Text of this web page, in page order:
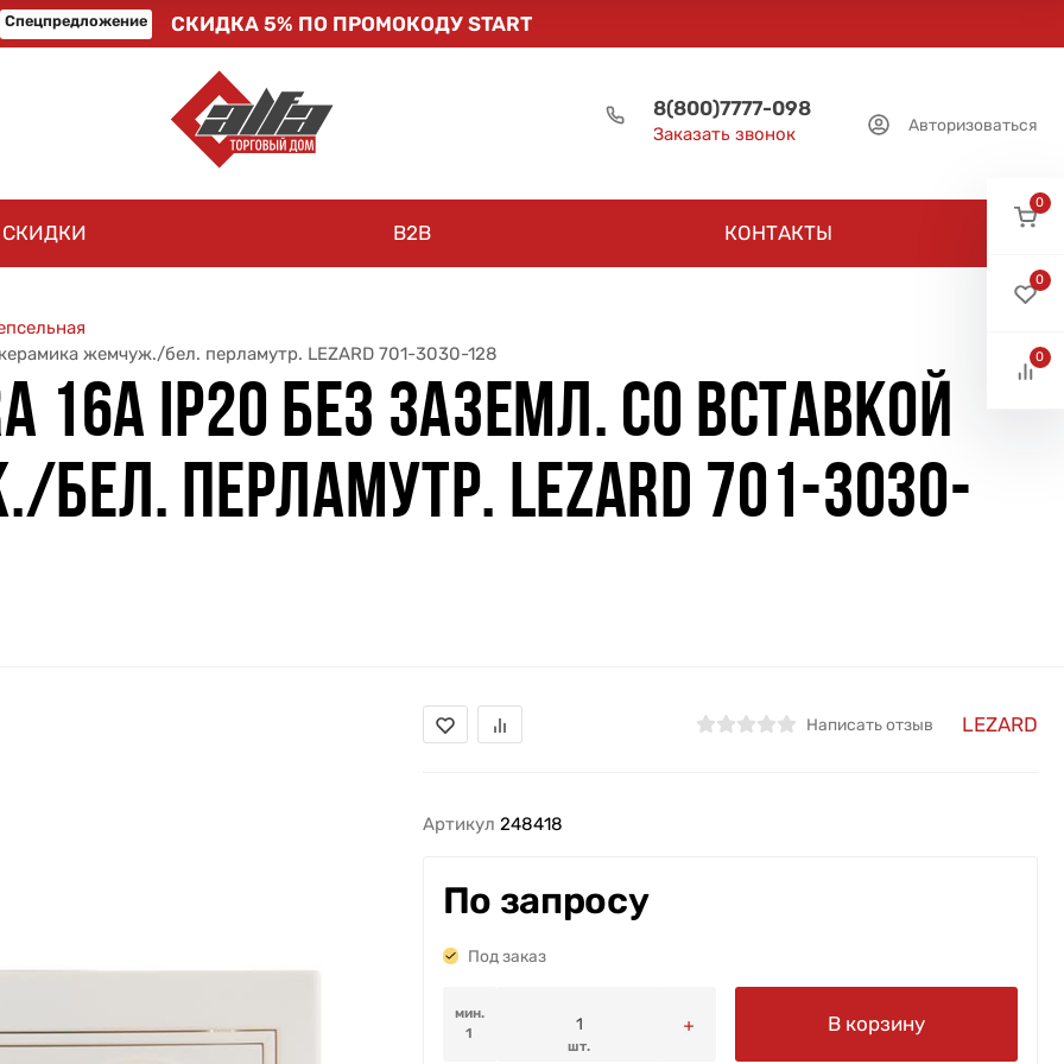
Спецпредложение СКИДКА 5% ПО ПРОМОКОДУ START
8(800)7777-098
Заказать звонок Авторизоваться
СКИДКИ B2B КОНТАКТЫ
жемчуж./бел. перламутр. LEZARD 701-3030-128
16А IP20 БЕЗ ЗАЗЕМЛ. СО ВСТАВКОЙ
ПЕРЛАМУТР. LEZARD 701-3030-
Написать отзыв LEZARD
Артикул 248418
По запросу
Под заказ
мин.
1
шт.
В корзину
0
0
0